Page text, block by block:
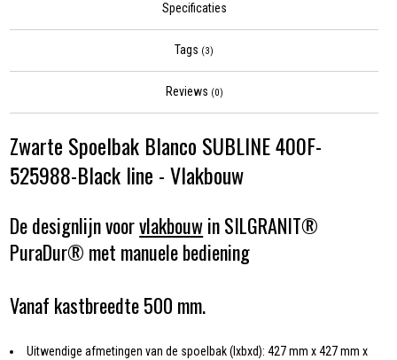
Specificaties
Tags (3)
Reviews (0)
Zwarte Spoelbak Blanco SUBLINE 400F-
525988-Black line - Vlakbouw
De designlijn voorvlakbouwin SILGRANIT®
PuraDur® met manuele bediening
Vanaf kastbreedte 500 mm.
Uitwendige afmetingen van de spoelbak (lxbxd): 427 mm x 427 mm x